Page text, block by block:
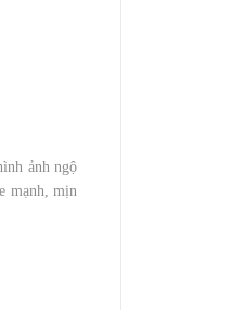
ảnh ngộ
mạnh, mịn